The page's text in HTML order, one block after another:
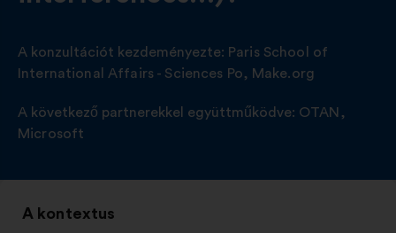
A konzultációt kezdeményezte: Paris School of
International Affairs - Sciences Po, Make.org
A következő partnerekkel együttműködve: OTAN ,
Microsoft
A kontextus